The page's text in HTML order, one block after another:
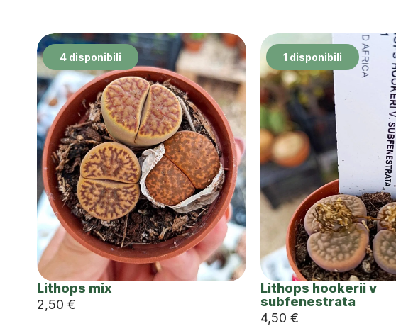
4 disponibili
Lithops mix
2,50 €
1 disponibili
Lithops hookerii v
subfenestrata
4,50 €